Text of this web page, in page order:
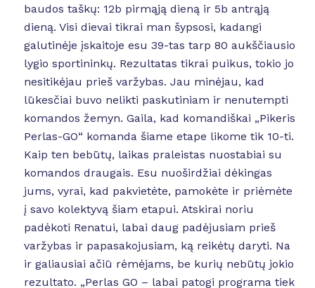
baudos taškų: 12b pirmąją dieną ir 5b antrąją
dieną. Visi dievai tikrai man šypsosi, kadangi
galutinėje įskaitoje esu 39-tas tarp 80 aukščiausio
lygio sportininkų. Rezultatas tikrai puikus, tokio jo
nesitikėjau prieš varžybas. Jau minėjau, kad
lūkesčiai buvo nelikti paskutiniam ir nenutempti
komandos žemyn. Gaila, kad komandiškai „Pikeris
Perlas-GO“ komanda šiame etape likome tik 10-ti.
Kaip ten bebūtų, laikas praleistas nuostabiai su
komandos draugais. Esu nuoširdžiai dėkingas
jums, vyrai, kad pakvietėte, pamokėte ir priėmėte
į savo kolektyvą šiam etapui. Atskirai noriu
padėkoti Renatui, labai daug padėjusiam prieš
varžybas ir papasakojusiam, ką reikėtų daryti. Na
ir galiausiai ačiū rėmėjams, be kurių nebūtų jokio
rezultato. „Perlas GO – labai patogi programa tiek